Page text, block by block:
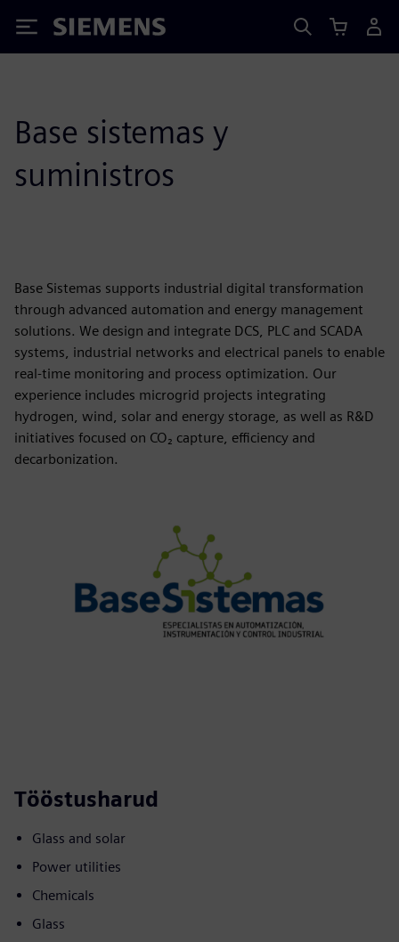
Siemens
Base sistemas y
suministros
Base Sistemas supports industrial digital transformation
through advanced automation and energy management
solutions. We design and integrate DCS, PLC and SCADA
systems, industrial networks and electrical panels to enable
real-time monitoring and process optimization. Our
experience includes microgrid projects integrating
hydrogen, wind, solar and energy storage, as well as R&D
initiatives focused on CO₂ capture, efficiency and
decarbonization.
Tööstusharud
Glass and solar
Power utilities
Chemicals
Glass